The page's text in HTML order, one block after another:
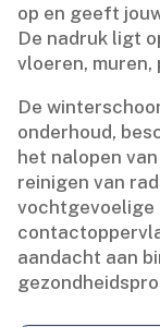
op en geeft
De nadruk ligt
vloeren, muren,
De
onderhoud,
het nalopen
reinigen van
vochtgevoelige
aandacht aan